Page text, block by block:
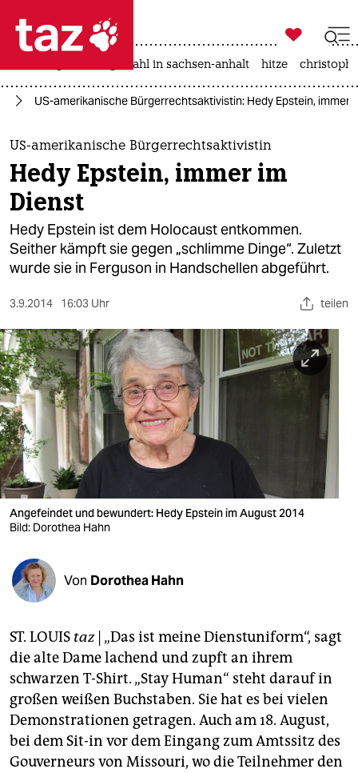
 taz zahl ich
taz zahl ich
themen
politik
öko
gesellschaft
sport
berlin
nord
wahrheit
verlag
verlag
veranstaltungen
shop
fragen & hilfe
unterstützen
abo
genossenschaft
epaper login

taz zahl ich
landtagswahl in sachsen-anhalt hitze
US-amerikanische Bürgerrechtsaktivistin: Hedy Epstein, immer
US-amerikanische Bürgerrechtsaktivistin
Hedy Epstein, immer im
Dienst
Hedy Epstein ist dem Holocaust entkommen.
Seither kämpft sie gegen „schlimme Dinge“. Zuletzt
wurde sie in Ferguson in Handschellen abgeführt.
3.9.2014 16:03 Uhr teilen
Angefeindet und bewundert: Hedy Epstein im August 2014
Bild: Dorothea Hahn
Von Dorothea Hahn
ST. LOUIS taz| „Das ist meine Dienstuniform“, sagt
die alte Dame lachend und zupft an ihrem
schwarzen T-Shirt. „Stay Human“ steht darauf in
großen weißen Buchstaben. Sie hat es bei vielen
Demonstrationen getragen. Auch am 18. August,
bei dem Sit-in vor dem Eingang zum Amtssitz des
Gouverneurs von Missouri, wo die Teilnehmer den